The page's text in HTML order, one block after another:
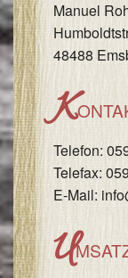
Manuel
48488
K
Telefon:
Telefax:
E-Mail:
U